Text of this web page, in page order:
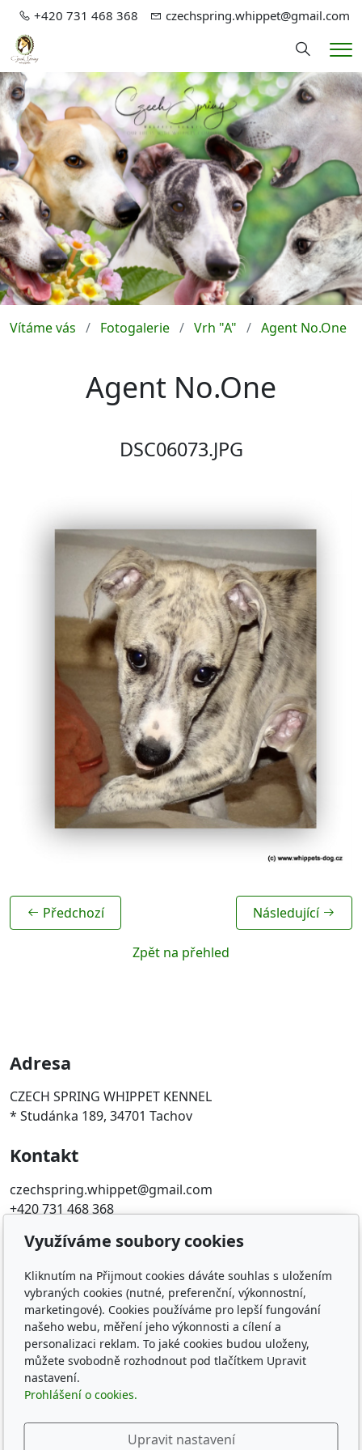
+420 731 468 368 czechspring.whippet@gmail.com
Hledání
Vítáme vás Fotogalerie Vrh "A" Agent No.One
Agent No.One
DSC06073.JPG
Předchozí
Zpět na přehled
Následující
Adresa
CZECH SPRING WHIPPET KENNEL
* Studánka 189, 34701 Tachov
Kontakt
czechspring.whippet@gmail.com
+420 731 468 368
Oblíbené odkazy
ČMKU
Whippet Fun Club
KCHCHADP
Klub chovatelov chrtov
The whippets archives
Sledujte nás
Využíváme soubory cookies
Kliknutím na Přijmout cookies dáváte souhlas s uložením
vybraných cookies (nutné, preferenční, výkonnostní,
marketingové). Cookies používáme pro lepší fungování
našeho webu, měření jeho výkonnosti a cílení a
personalizaci reklam. To jaké cookies budou uloženy,
můžete svobodně rozhodnout pod tlačítkem Upravit
nastavení.
Prohlášení o cookies.
Upravit nastavení